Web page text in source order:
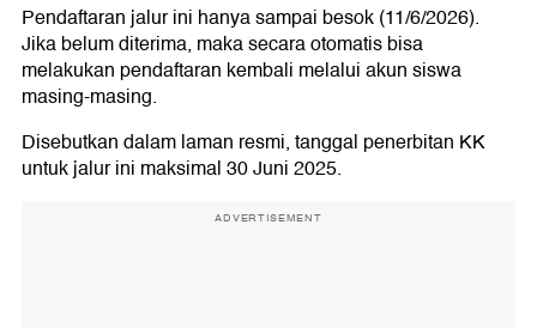
1. Jalur Domisili Lingkungan
2. Jalur Domisili Wilayah
3. Jalur Afirmasi
4. Jalur Prestasi Akademik
6. Jalur Mutasi
Pendaftaran jalur ini hanya sampai besok (11/6/2026).
Jika belum diterima, maka secara otomatis bisa
melakukan pendaftaran kembali melalui akun siswa
masing-masing.
Disebutkan dalam laman resmi, tanggal penerbitan KK
untuk jalur ini maksimal 30 Juni 2025.
ADVERTISEMENT